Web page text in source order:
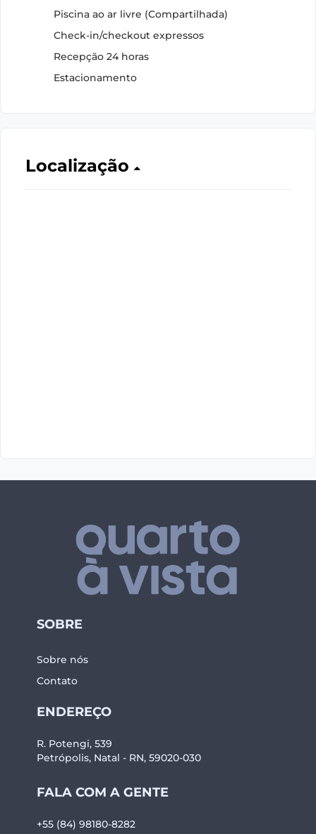
Piscina ao ar livre (Compartilhada)
Check-in/checkout expressos
Recepção 24 horas
Estacionamento
Localização
SOBRE
Sobre nós
Contato
ENDEREÇO
R. Potengi, 539
Petrópolis, Natal - RN, 59020-030
FALA COM A GENTE
+55 (84) 98180-8282